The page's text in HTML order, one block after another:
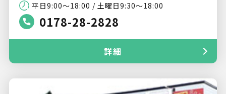
平日9:00～18:00 / 土曜日9:30～18:00
0178-28-2828
詳細